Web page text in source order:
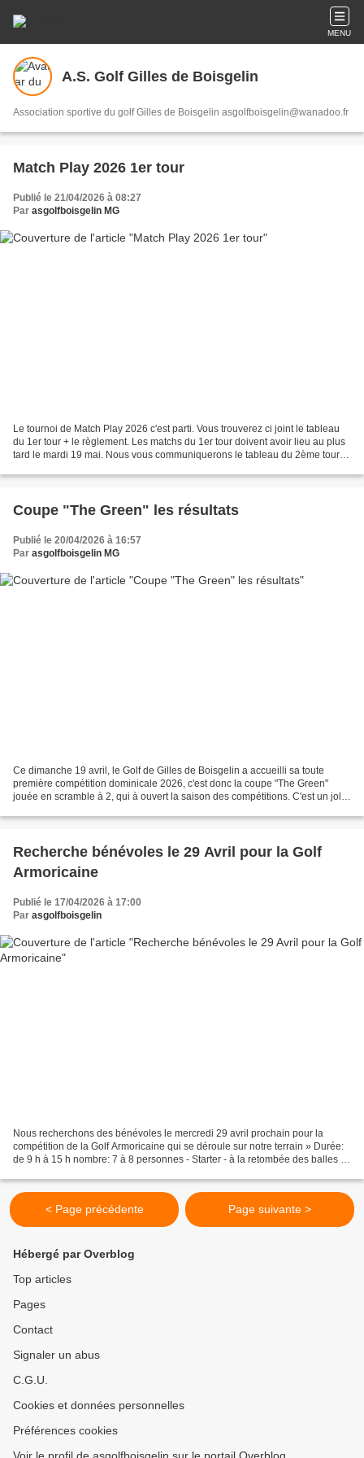
MENU
A.S. Golf Gilles de Boisgelin
Association sportive du golf Gilles de Boisgelin asgolfboisgelin@wanadoo.fr
Match Play 2026 1er tour
Publié le 21/04/2026 à 08:27
Par asgolfboisgelin MG
Le tournoi de Match Play 2026 c'est parti. Vous trouverez ci joint le tableau
du 1er tour + le règlement. Les matchs du 1er tour doivent avoir lieu au plus
tard le mardi 19 mai. Nous vous communiquerons le tableau du 2ème tour le
Coupe "The Green" les résultats
Publié le 20/04/2026 à 16:57
Par asgolfboisgelin MG
Ce dimanche 19 avril, le Golf de Gilles de Boisgelin a accueilli sa toute
première compétition dominicale 2026, c'est donc la coupe "The Green"
jouée en scramble à 2, qui à ouvert la saison des compétitions. C'est un joli
Recherche bénévoles le 29 Avril pour la Golf
Armoricaine
Publié le 17/04/2026 à 17:00
Par asgolfboisgelin
Nous recherchons des bénévoles le mercredi 29 avril prochain pour la
compétition de la Golf Armoricaine qui se déroule sur notre terrain » Durée:
de 9 h à 15 h nombre: 7 à 8 personnes - Starter - à la retombée des balles :
< Page précédente Page suivante >
Hébergé par Overblog
Top articles
Pages
Contact
Signaler un abus
C.G.U.
Cookies et données personnelles
Préférences cookies